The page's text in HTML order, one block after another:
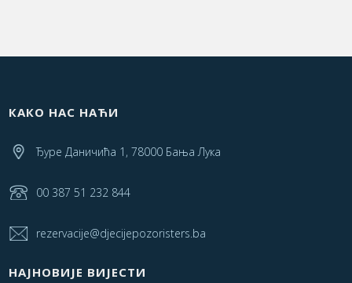
КАКО НАС НАЋИ
Ђуре Даничића 1, 78000 Бања Лука
00 387 51 232 844
rezervacije@djecijepozoristers.ba
НАЈНОВИЈЕ ВИЈЕСТИ